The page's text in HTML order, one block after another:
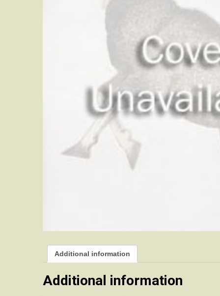
Additional information
Additional information